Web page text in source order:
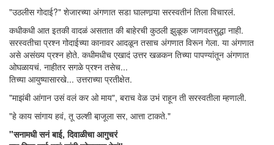
"उठलीस गोदाई?" शेजारच्या अंगणात सडा घालणार्‍या सरस्वतीनं तिला विचारलं.
कधीकधी आत इतकी वादळं असतात की बाहेरची कुठली झुळूक जाणवतसुद्धा नाही.
सरस्वतीचा प्रश्न गोदाईच्या कानावर आदळून तसाच अंगणात विरून गेला. या अंगणात
असे असंख्य प्रश्न होते. कधीमधीच एखादं उत्तर खळकन तिच्या पापण्यांतून अंगणात
ओघळायचं. नाहीतर सगळे प्रश्न तसेच...
तिच्या आयुष्यासारखे... उत्तराच्या प्रतीक्षेत.
"माझंबी आंगान उसं वलं कर ओ माय", बराच वेळ उभं राहून ती सरस्वतीला म्हणाली.
"हे काय सांगाय हवं, तू उल्शी बा़जूला सर, आत्ता टाकते."
"सनामधी सनं बाई, दिवाळीचा आगुचरं